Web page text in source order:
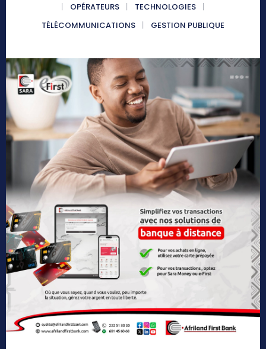
OPÉRATEURS
TECHNOLOGIES
TÉLÉCOMMUNICATIONS
GESTION PUBLIQUE